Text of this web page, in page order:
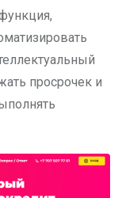
просрочек и